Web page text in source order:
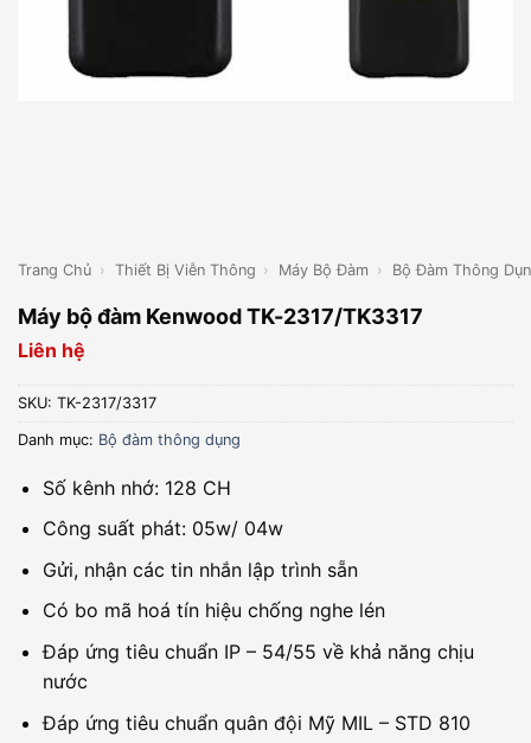
Trang Chủ › Thiết Bị Viễn Thông › Máy Bộ Đàm › Bộ Đàm Thông
Máy bộ đàm Kenwood TK-2317/TK3317
Liên hệ
SKU: TK-2317/3317
Danh mục: Bộ đàm thông dụng
Số kênh nhớ: 128 CH
Công suất phát: 05w/ 04w
Gửi, nhận các tin nhắn lập trình sẵn
Có bo mã hoá tín hiệu chống nghe lén
Đáp ứng tiêu chuẩn IP – 54/55 về khả năng chịu
nước
Đáp ứng tiêu chuẩn quân đội Mỹ MIL – STD 810